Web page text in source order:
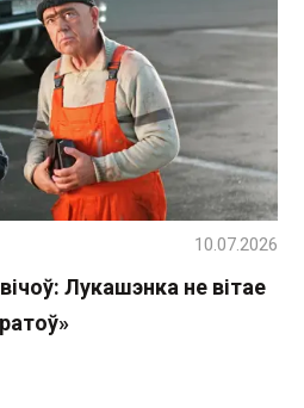
Лукашэнка не вітае
10.07.2026